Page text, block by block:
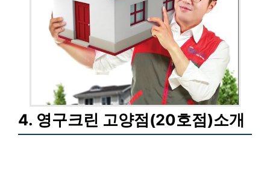
4. 영구크린 고양점(20호점)소개